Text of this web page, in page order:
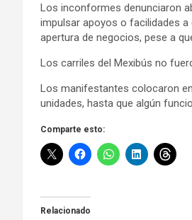
Los inconformes denunciaron
impulsar apoyos o facilidades
apertura de negocios, pese a
Los carriles del Mexibús no
Los manifestantes colocaron
unidades, hasta que algún
Comparte esto:
Relacionado